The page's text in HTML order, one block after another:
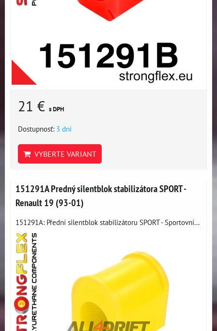
21 € s DPH
Dostupnosť: 3 dni
VYBERTE VARIANT
151291A Predný silentblok stabilizátora SPORT -
Renault 19 (93-01)
151291A: Přední silentblok stabilizátoru SPORT - Sportovní...